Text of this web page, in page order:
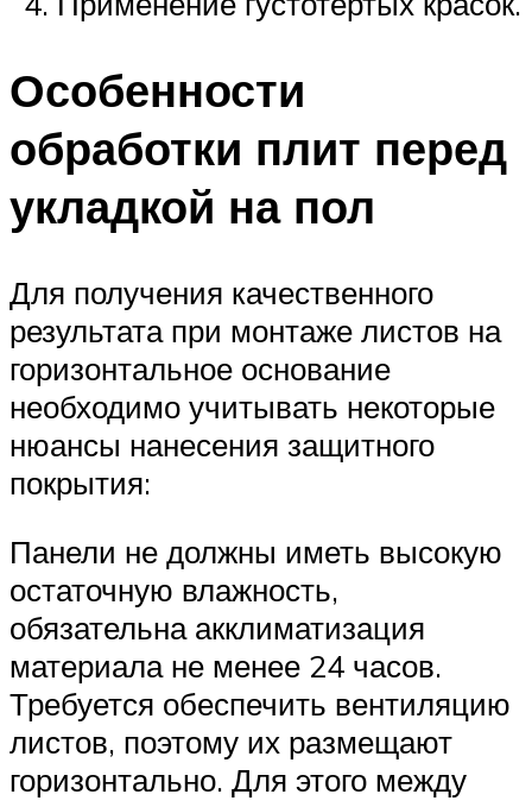
Особенности
обработки плит перед
укладкой на пол
Для получения качественного
результата при монтаже листов на
горизонтальное основание
необходимо учитывать некоторые
нюансы нанесения защитного
покрытия:
Панели не должны иметь высокую
остаточную влажность,
обязательна акклиматизация
материала не менее 24 часов.
Требуется обеспечить вентиляцию
листов, поэтому их размещают
горизонтально. Для этого между